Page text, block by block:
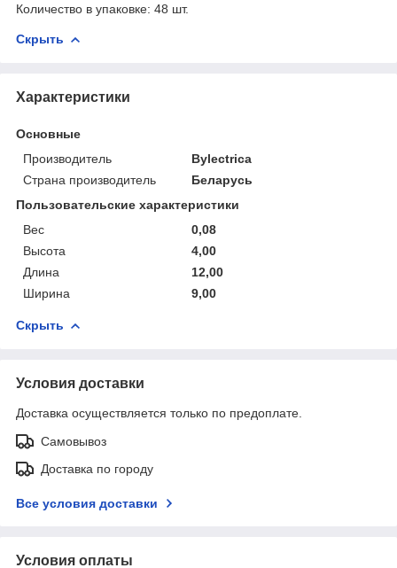
Количество в упаковке: 48 шт.
Скрыть
Характеристики
Основные
Производитель
Bylectrica
Страна производитель
Беларусь
Пользовательские характеристики
Вес
0,08
Высота
4,00
Длина
12,00
Ширина
9,00
Скрыть
Условия доставки
Доставка осуществляется только по предоплате.
Самовывоз
Доставка по городу
Все условия доставки
Условия оплаты